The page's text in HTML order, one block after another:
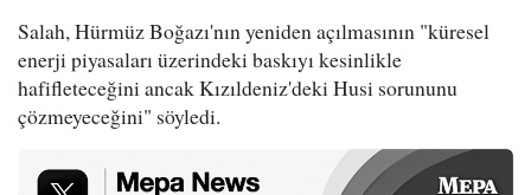
Salah, Hürmüz Boğazı'nın yeniden açılmasının "küresel
enerji piyasaları üzerindeki baskıyı kesinlikle
hafifleteceğini ancak Kızıldeniz'deki Husi sorununu
çözmeyeceğini" söyledi.